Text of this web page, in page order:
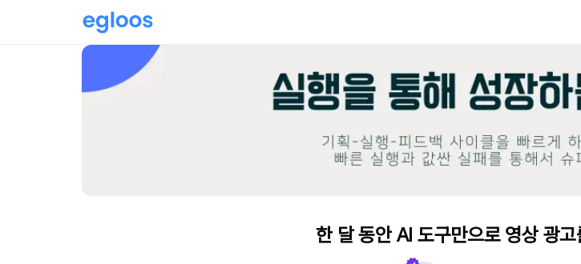
한 달 동안 AI 도구만으로 영상 광